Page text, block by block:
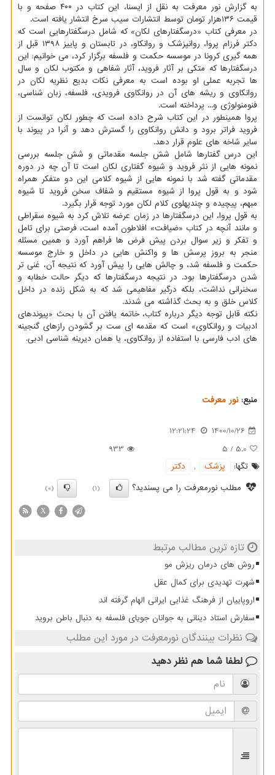
به گزارش نور معرفت به نقل از ایسنا، این کتاب در ۴۰۰ صفحه و با
قیمت ۱۳۶هزار تومان توسط انتشارات سیب سرخ انتشار یافته است.
در معرفی کتاب «درسگفتارهای لکان» که شامل درسگفتارهایی است که
دکتر فرزام پروا، روانپزشک و روانکاو، در تابستان و پاییز ۱۳۹۸ قبل از
همه گیری کرونا در موسسه حکمت و فلسفه برگزار کرد، می خوانیم: این
درسگفتارها که متکی بر آثار فروید، آثار شفاهی و مکتوب لکان و سال
ها تجربه عملی او بوده است به معرفی نکات بدیع نظریه لکان در
روانکاوی و ریشه های آن در روانکاوی فرویدی، فلسفه، زبان شناسی،
فنومنولوژی و... پرداخته است.
پروا همینطور در این کتاب شرح داده است که چطور لکان توانست از
فروید فراتر برود و دانش روانکاوی را گسترش دهد و آنرا در پیوند با
سایر شاخه های علوم قرار دهد.
این درس گفتارها شامل شش جلسه مقدماتی و شش جلسه بررسی
نمونه هایی از نثر فروید و شیوه گفتاری لکان است تا آن چه در دوره
مقدماتی گفته شد با نمونه هایی از شیوه کلامی این دو متفکر همراه
شود و به قول پروا از شیوه مستقیم و شفاف سخن فروید تا شیوه
مبهم، پیچیده و چندپهلوی کلام لکان مورد توجه قرار بگیرد.
به قول پروا، این درسگفتارها در زمان عرضه تلاش کرد به شیوه سقراطی
و مانند آنچه در کتاب «ضیافت» افلاطون آمده است، فرصتی برای تامل
و تفکر و زیر سوال بردن پیش فرض ها فراهم آورد و همین مسئله
منجر به بروز پرسش ها و واکنش هایی در داخل و خارج موسسه
حکمت و فلسفه شد، و چالش هایی را پیش آورد که نتیجه آن، غنی تر
شدن درسگفتارها بود. در نتیجه درسگفتارها که دیگر حالت خطابه و
سخنرانی نداشت، بلکه درگیر مفاهیمی شد که به شکل زنده در داخل
کلاس خلق و به بحث گذاشته می شدند.
نکته قابل توجه دیگر درباره کتاب، خاتمه یافتن آن با بحث «پیوندهای
ادبیات و روانکاوی» است که مقدمه ای ست بر گشودن رازهای گنجینه
های ادب فارسی با استفاده از روانکاوی، یا همان دیرینه شناسی ادبی.
منبع:نور معرفت
1400/10/26
12:21:24
5.0
/
5
933
تگها:
پزشك ,
دكتر
مطلب نورمعرفت را می پسندید؟
(1)
(0)
X
تازه ترین مطالب مرتبط
روش های درمان ریزش مو
شهرت تهدیدی برای کمال عقل
اروپاییان از فرهنگ غذایی ایرانی الهام گرفته اند
سفارش استاد دینانی به جوانان جویای فلسفه به دنبال باطن بروید
نظرات بینندگان نورمعرفت در مورد این مطلب
لطفا شما هم نظر دهید